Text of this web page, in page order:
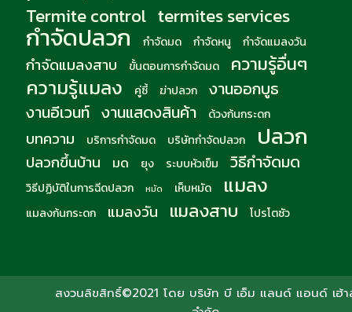
Termite control termites services
กำจัดปลวก กำจัดมด กำจัดหนู กำจัดแมลงวัน
กำจัดแมลงสาบ ขั้นตอนการกำจัดมด ความรู้อื่นๆ
ความรู้แมลง คู่ซี้ ฆ่าปลวก
งานออกบูธ
งานอีเวนท์ งานแสดงสินค้า ด้วงก้นกระดก
บทความ บริการกำจัดมด บริษัทกำจัดปลวก ปลวก
ปลวกขึ้นบ้าน มด ยุง ระบบหัวเข็ม วิธีกำจัดมด
วิธีปฏิบัติในการฉีดปลวก หมัด เห็บหมัด แมลง
แมลงก้นกระดก แมลงวัน แมลงสาบ โปรโตซัว
สงวนลิขสิทธิ์©2021 โดย บริษัท บี เอ็ม แลนด์ แอนด์ เฮ้